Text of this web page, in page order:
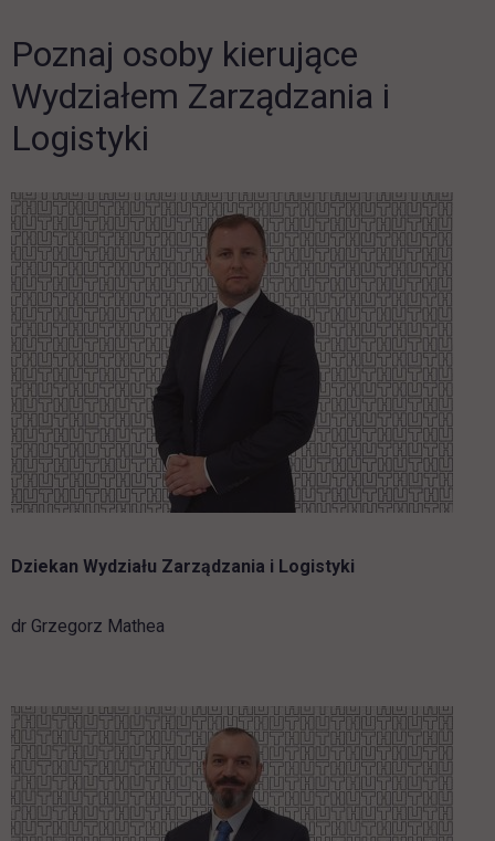
Poznaj osoby kierujące
Wydziałem Zarządzania i
Logistyki
Dziekan Wydziału Zarządzania i Logistyki
dr Grzegorz Mathea